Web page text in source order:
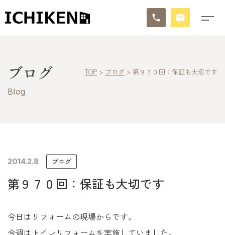
ブログ
イチケンの家づくり
モデルハウス
ブログ
Blog
TOP > ブログ > 第９７０回：保証も大切です
2014.2.8 ブログ
第９７０回：保証も大切です
今日はリフォームの現場からです。
今週はトイレリフォームを実施していました。